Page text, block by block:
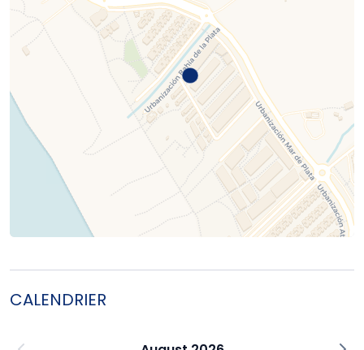
CALENDRIER